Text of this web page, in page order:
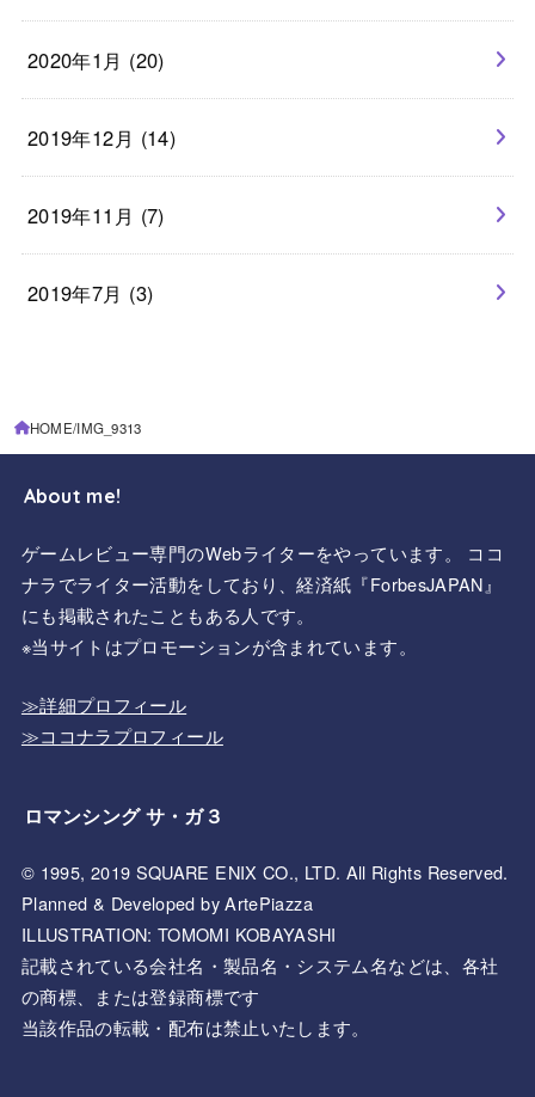
2020年1月 (20)
2019年12月 (14)
2019年11月 (7)
2019年7月 (3)
HOME IMG_9313
About me!
ゲームレビュー専門のWebライターをやっています。 ココ
ナラでライター活動をしており、経済紙『ForbesJAPAN』
にも掲載されたこともある人です。
※当サイトはプロモーションが含まれています。
≫詳細プロフィール
≫ココナラプロフィール
ロマンシング サ・ガ３
© 1995, 2019 SQUARE ENIX CO., LTD. All Rights Reserved.
Planned & Developed by ArtePiazza
ILLUSTRATION: TOMOMI KOBAYASHI
記載されている会社名・製品名・システム名などは、各社
の商標、または登録商標です
当該作品の転載・配布は禁止いたします。